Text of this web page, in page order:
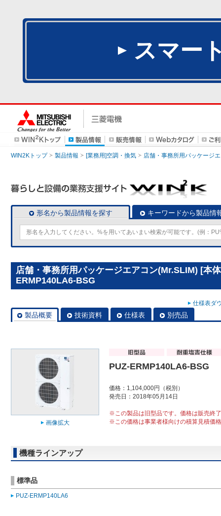
スマー
WIN2Kトップ 製品情報 [業務用]空調・換気 店舗・事務所用パッケージ
形名から製品情報を探す キーワードから製品情
店舗・事務所用パッケージエアコン(Mr.SLIM) [本
ERMP140LA6-BSG
仕様表ダ
製品概要 技術資料 仕様表 別売品
画像拡大
PUZ-ERMP140LA6-BSG
価格：1,104,000円（税別）
発売日：2018年05月14日
※この製品は旧型品です。価格は販売終
※この価格は事業者様向けの積算見積価
機種ラインアップ
標準品
PUZ-ERMP140LA6